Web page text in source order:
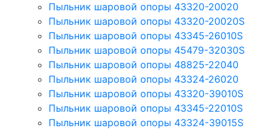
Пыльник шаровой опоры 43320-20020
Пыльник шаровой опоры 43320-20020S
Пыльник шаровой опоры 43345-26010S
Пыльник шаровой опоры 45479-32030S
Пыльник шаровой опоры 48825-22040
Пыльник шаровой опоры 43324-26020
Пыльник шаровой опоры 43320-39010S
Пыльник шаровой опоры 43345-22010S
Пыльник шаровой опоры 43324-39015S